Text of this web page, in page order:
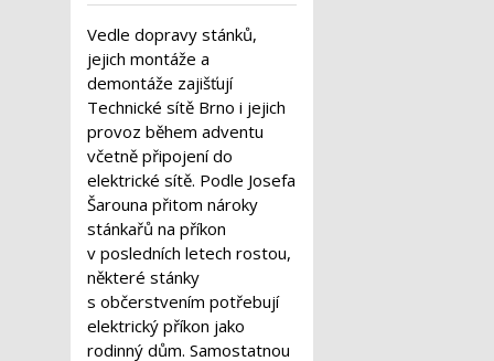
Vedle dopravy stánků,
jejich montáže a
demontáže zajišťují
Technické sítě Brno i jejich
provoz během adventu
včetně připojení do
elektrické sítě. Podle Josefa
Šarouna přitom nároky
stánkařů na příkon
v posledních letech rostou,
některé stánky
s občerstvením potřebují
elektrický příkon jako
rodinný dům. Samostatnou